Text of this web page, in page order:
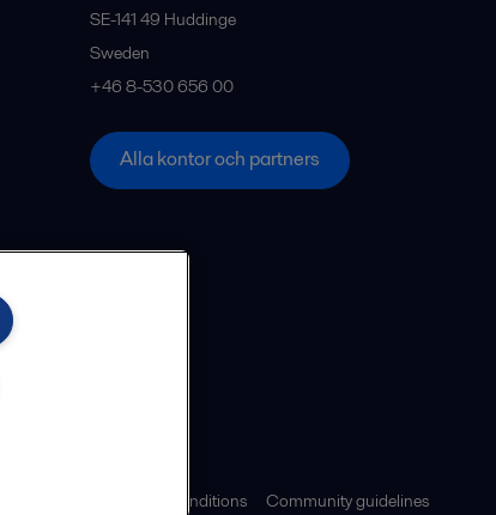
SE-141 49 Huddinge
Sweden
+46 8-530 656 00
Alla kontor och partners
Legal terms and conditions Community guidelines